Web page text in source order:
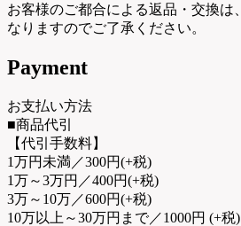
お客様のご都合による返品・交換は
なりますのでご了承ください。
Payment
お支払い方法
■商品代引
【代引手数料】
1万円未満／300円(+税)
1万～3万円／400円(+税)
3万～10万／600円(+税)
10万以上～30万円まで／1000円 (+税)